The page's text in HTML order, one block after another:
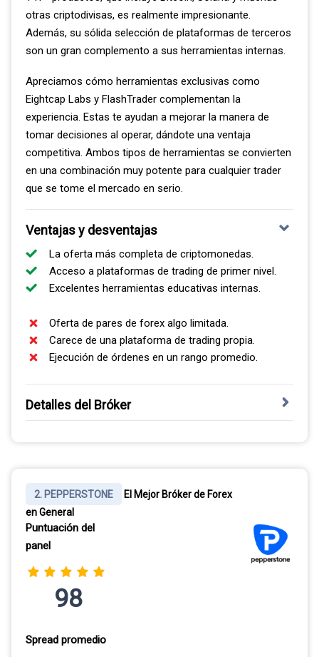
otras criptodivisas, es realmente impresionante.
Además, su sólida selección de plataformas de terceros
son un gran complemento a sus herramientas internas.
Apreciamos cómo herramientas exclusivas como
Eightcap Labs y FlashTrader complementan la
experiencia. Estas te ayudan a mejorar la manera de
tomar decisiones al operar, dándote una ventaja
competitiva. Ambos tipos de herramientas se convierten
en una combinación muy potente para cualquier trader
que se tome el mercado en serio.
Ventajas y desventajas
La oferta más completa de criptomonedas.
Acceso a plataformas de trading de primer nivel.
Excelentes herramientas educativas internas.
Oferta de pares de forex algo limitada.
Carece de una plataforma de trading propia.
Ejecución de órdenes en un rango promedio.
Detalles del Bróker
Latinoamérica. También nos gusta mucho su excelente
selección de plataformas de trading, que se
complementa muy bien. Sus exclusivas herramientas
internas para la investigación y educación bursátil
marcan una gran diferencia.
EL MEJOR BRÓKER DE CRIPTOMONEDAS
duda, la más amplia que vas a encontrar. En
2. PEPPERSTONE
El Mejor Bróker de Forex
en General
Puntuación del
panel
98
Spread promedio